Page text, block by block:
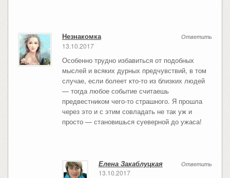
Ответить
Незнакомка
13.10.2017
Особенно трудно избавиться от подобных
мыслей и всяких дурных предчувствий, в том
случае, если болеет кто-то из близких людей
— тогда любое событие считаешь
предвестником чего-то страшного. Я прошла
через это и с этим совладать не так уж и
просто — становишься суеверной до ужаса!
Ответить
Елена Закаблуцкая
13.10.2017